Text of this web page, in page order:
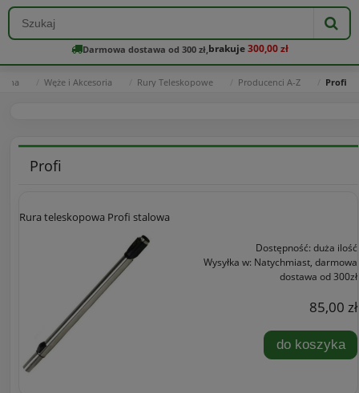
Darmowa dostawa od 300 zł, brakuje300,00 zł
Węże i Akcesoria Rury Teleskopowe Producenci A-Z Profi
Profi
Rura teleskopowa Profi stalowa
Dostępność: duża ilość
Wysyłka w: Natychmiast, darmowa
dostawa od 300zł
85,00 zł
do koszyka